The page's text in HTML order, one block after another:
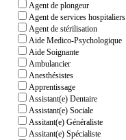
Agent de plongeur
Agent de services hospitaliers
Agent de stérilisation
Aide Medico-Psychologique
Aide Soignante
Ambulancier
Anesthésistes
Apprentissage
Assistant(e) Dentaire
Assistant(e) Sociale
Assitant(e) Généraliste
Assitant(e) Spécialiste